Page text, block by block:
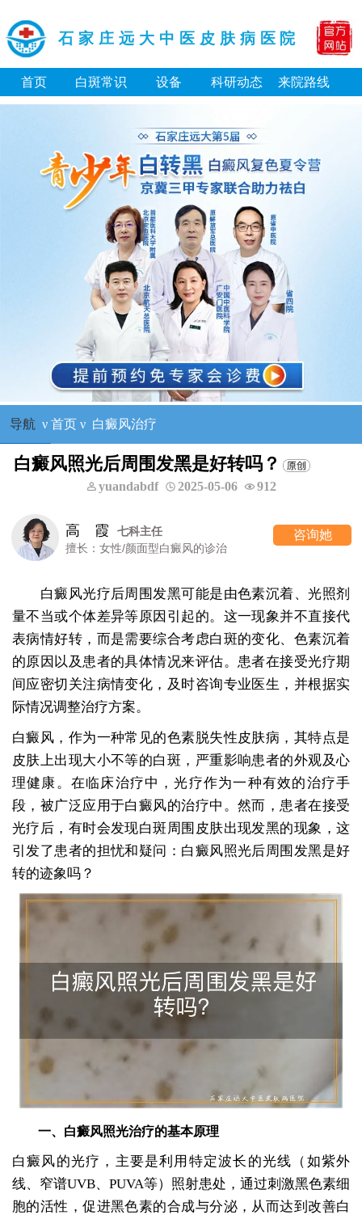
石家庄远大中医皮肤病医院
首页 白斑常识 设备 科研动态 来院路线
导航 ν 首页ν 白癜风治疗
白癜风照光后周围发黑是好转吗？
yuandabdf 2025-05-06 912
风的诊治
咨询她 王树申
一科主任
擅长：外科手术治
白癜风光疗后周围发黑可能是由色素沉着、光照剂
量不当或个体差异等原因引起的。这一现象并不直接代
表病情好转，而是需要综合考虑白斑的变化、色素沉着
的原因以及患者的具体情况来评估。患者在接受光疗期
间应密切关注病情变化，及时咨询专业医生，并根据实
际情况调整治疗方案。
白癜风，作为一种常见的色素脱失性皮肤病，其特点是
皮肤上出现大小不等的白斑，严重影响患者的外观及心
理健康。在临床治疗中，光疗作为一种有效的治疗手
段，被广泛应用于白癜风的治疗中。然而，患者在接受
光疗后，有时会发现白斑周围皮肤出现发黑的现象，这
引发了患者的担忧和疑问：白癜风照光后周围发黑是好
转的迹象吗？
一、白癜风照光治疗的基本原理
白癜风的光疗，主要是利用特定波长的光线（如紫外
线、窄谱UVB、PUVA等）照射患处，通过刺激黑色素细
胞的活性，促进黑色素的合成与分泌，从而达到改善白